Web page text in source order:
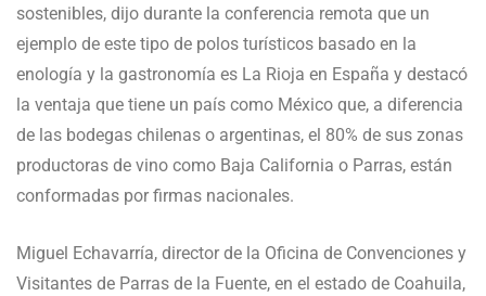
sostenibles, dijo durante la conferencia remota que un
ejemplo de este tipo de polos turísticos basado en la
enología y la gastronomía es La Rioja en España y destacó
la ventaja que tiene un país como México que, a diferencia
de las bodegas chilenas o argentinas, el 80% de sus zonas
productoras de vino como Baja California o Parras, están
conformadas por firmas nacionales.
Miguel Echavarría, director de la Oficina de Convenciones y
Visitantes de Parras de la Fuente, en el estado de Coahuila,